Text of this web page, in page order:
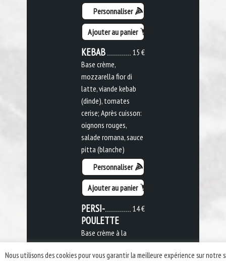
Personnaliser
Ajouter au panier
15 €
KEBAB
Base crème,
mozzarella fior di
latte, viande kebab
(dinde), tomates
cerise; Après cuisson:
oignons rouges,
salade romana, sauce
pitta (blanche)
Personnaliser
Ajouter au panier
14 €
PERSI-
POULETTE
Base crème à la
moutarde,
mozzarella fior di
Nous utilisons des cookies pour vous garantir la meilleure expérience sur notre